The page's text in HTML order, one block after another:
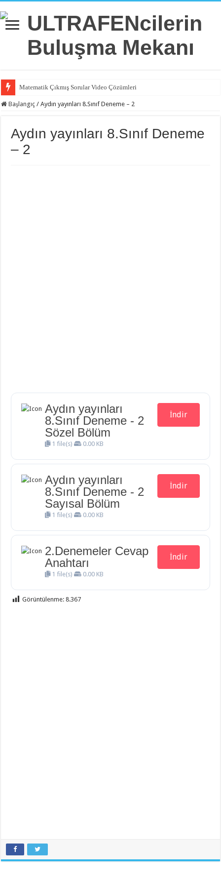
Matematik Çıkmış Sorular Video Çözümleri
Başlangıç / Aydın yayınları 8.Sınıf Deneme – 2
Aydın yayınları 8.Sınıf Deneme
– 2
Aydın yayınları
8.Sınıf Deneme - 2
Sözel Bölüm
1 file(s) 0.00 KB
İndir
Aydın yayınları
8.Sınıf Deneme - 2
Sayısal Bölüm
1 file(s) 0.00 KB
İndir
2.Denemeler Cevap
Anahtarı
1 file(s) 0.00 KB
İndir
Görüntülenme: 8.367